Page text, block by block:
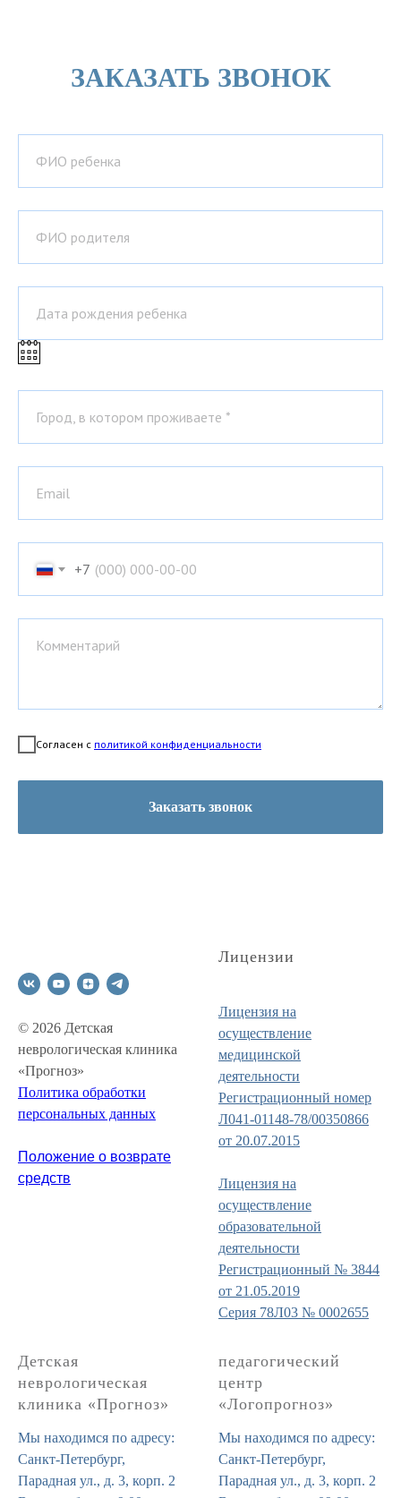
ЗАКАЗАТЬ ЗВОНОК
ФИО ребенка
ФИО родителя
Дата рождения ребенка
Город, в котором проживаете *
Email
+7
Комментарий
Согласен с политикой конфиденциальности
Заказать звонок
© 2026 Детская
неврологическая клиника
«Прогноз»
Политика обработки
персональных данных
Положение о возврате
средств
Лицензии
Лицензия на
осуществление
медицинской
деятельности
Регистрационный номер
Л041-01148-78/00350866
от 20.07.2015
Лицензия на
осуществление
образовательной
деятельности
Регистрационный № 3844
от 21.05.2019
Серия 78Л03 № 0002655
Детская
неврологическая
клиника «Прогноз»
Мы находимся по адресу:
Санкт-Петербург,
Парадная ул., д. 3, корп. 2
педагогический
центр
«Логопрогноз»
Мы находимся по адресу:
Санкт-Петербург,
Парадная ул., д. 3, корп. 2